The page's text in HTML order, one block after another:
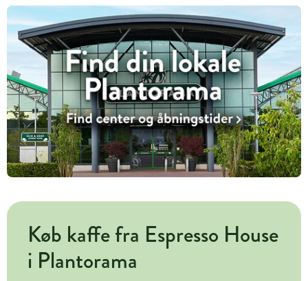
Køb kaffe fra Espresso House
i Plantorama